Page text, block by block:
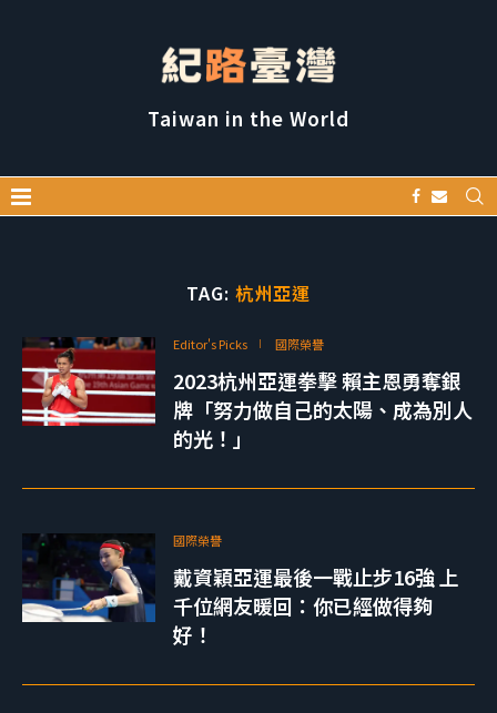
Taiwan in the World
TAG: 杭州亞運
Editor's Picks 國際榮譽
2023杭州亞運拳擊 賴主恩勇奪銀
牌「努力做自己的太陽、成為別人
的光！」
國際榮譽
戴資穎亞運最後一戰止步16強 上
千位網友暖回：你已經做得夠
好！